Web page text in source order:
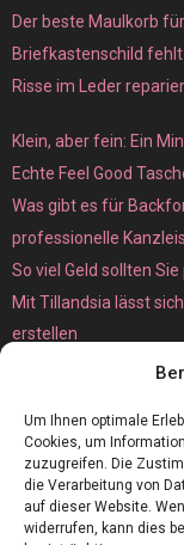
Um Ihnen optimale
Cookies, um
zuzugreifen. Die
die Verarbeitung von
auf dieser Website.
widerrufen, kann dies
Der beste Maulkorb
Briefkastenschild
Risse im Leder
Klein, aber fein: Ein
Echte Feel Good
Was gibt es für
professionelle
So viel Geld sollten
Mit Tillandsia lässt
erstellen
Unterschied